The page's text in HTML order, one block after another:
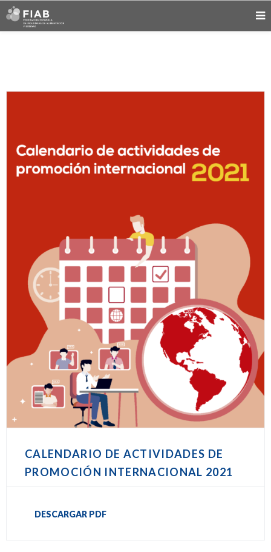
CALENDARIO DE ACTIVIDADES DE
PROMOCIÓN INTERNACIONAL 2021
DESCARGAR PDF